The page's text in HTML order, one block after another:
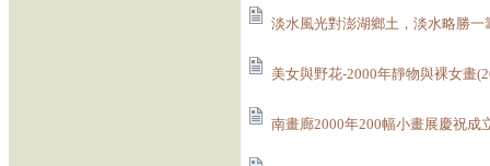
淡水風光對澎湖鄉土，淡水略勝一
美女與野花-2000年靜物與裸女畫
南畫廊2000年200幅小畫展慶祝成